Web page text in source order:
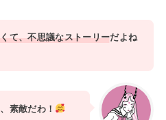
て、不思議なストーリーだよね
素敵だわ！